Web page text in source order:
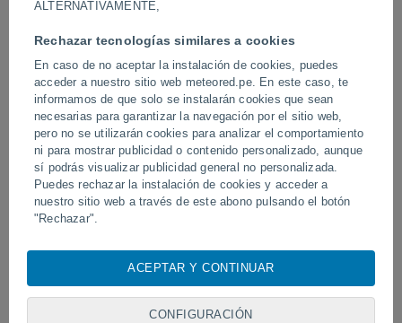
ALTERNATIVAMENTE,
Rechazar tecnologías similares a cookies
En caso de no aceptar la instalación de cookies, puedes
acceder a nuestro sitio web meteored.pe. En este caso, te
informamos de que solo se instalarán cookies que sean
necesarias para garantizar la navegación por el sitio web,
pero no se utilizarán cookies para analizar el comportamiento
ni para mostrar publicidad o contenido personalizado, aunque
sí podrás visualizar publicidad general no personalizada.
Puedes rechazar la instalación de cookies y acceder a
nuestro sitio web a través de este abono pulsando el botón
"Rechazar".
cookies, identificadores únicos o tecnologías similares para
visita en este sitio web, las direcciones IP y los
identificadores de cookies. Es posible que algunos
ACEPTAR Y CONTINUAR
CONFIGURACIÓN
Un enorme diablo de polvo fue
avistado en Zapponeta, Italia
Tornados y lluvias
Pelotas, Brasil.
Síguenos